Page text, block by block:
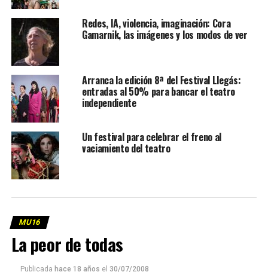
Redes, IA, violencia, imaginación: Cora
Gamarnik, las imágenes y los modos de ver
Arranca la edición 8ª del Festival Llegás:
entradas al 50% para bancar el teatro
independiente
Un festival para celebrar el freno al
vaciamiento del teatro
MU16
La peor de todas
Publicada hace 18 años el 30/07/2008